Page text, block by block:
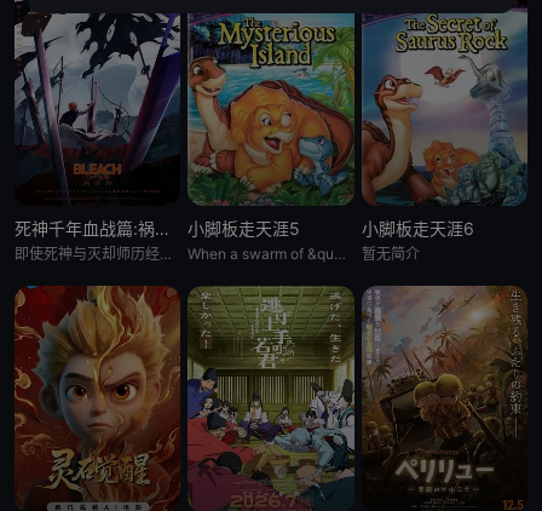
死神千年血战篇:祸进谭:动漫
即使死神与灭却师历经千年的血战尽头，毁灭的未来已隐约可见── &nbsp; &nbsp; &nbsp; &nbsp; &nbsp; &nbsp; &nbsp; &nbsp; &nbsp; &nbsp;
小脚板走天涯5
When a swarm of &quot;leaf-gobblers&quot; devours all
小脚板走天涯6
暂无简介